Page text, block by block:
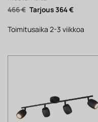
466€ Alkuperäinen
hinta
466 €.
364€Nykyinen
364 €.
Toimitusaika 2-3 viikkoa